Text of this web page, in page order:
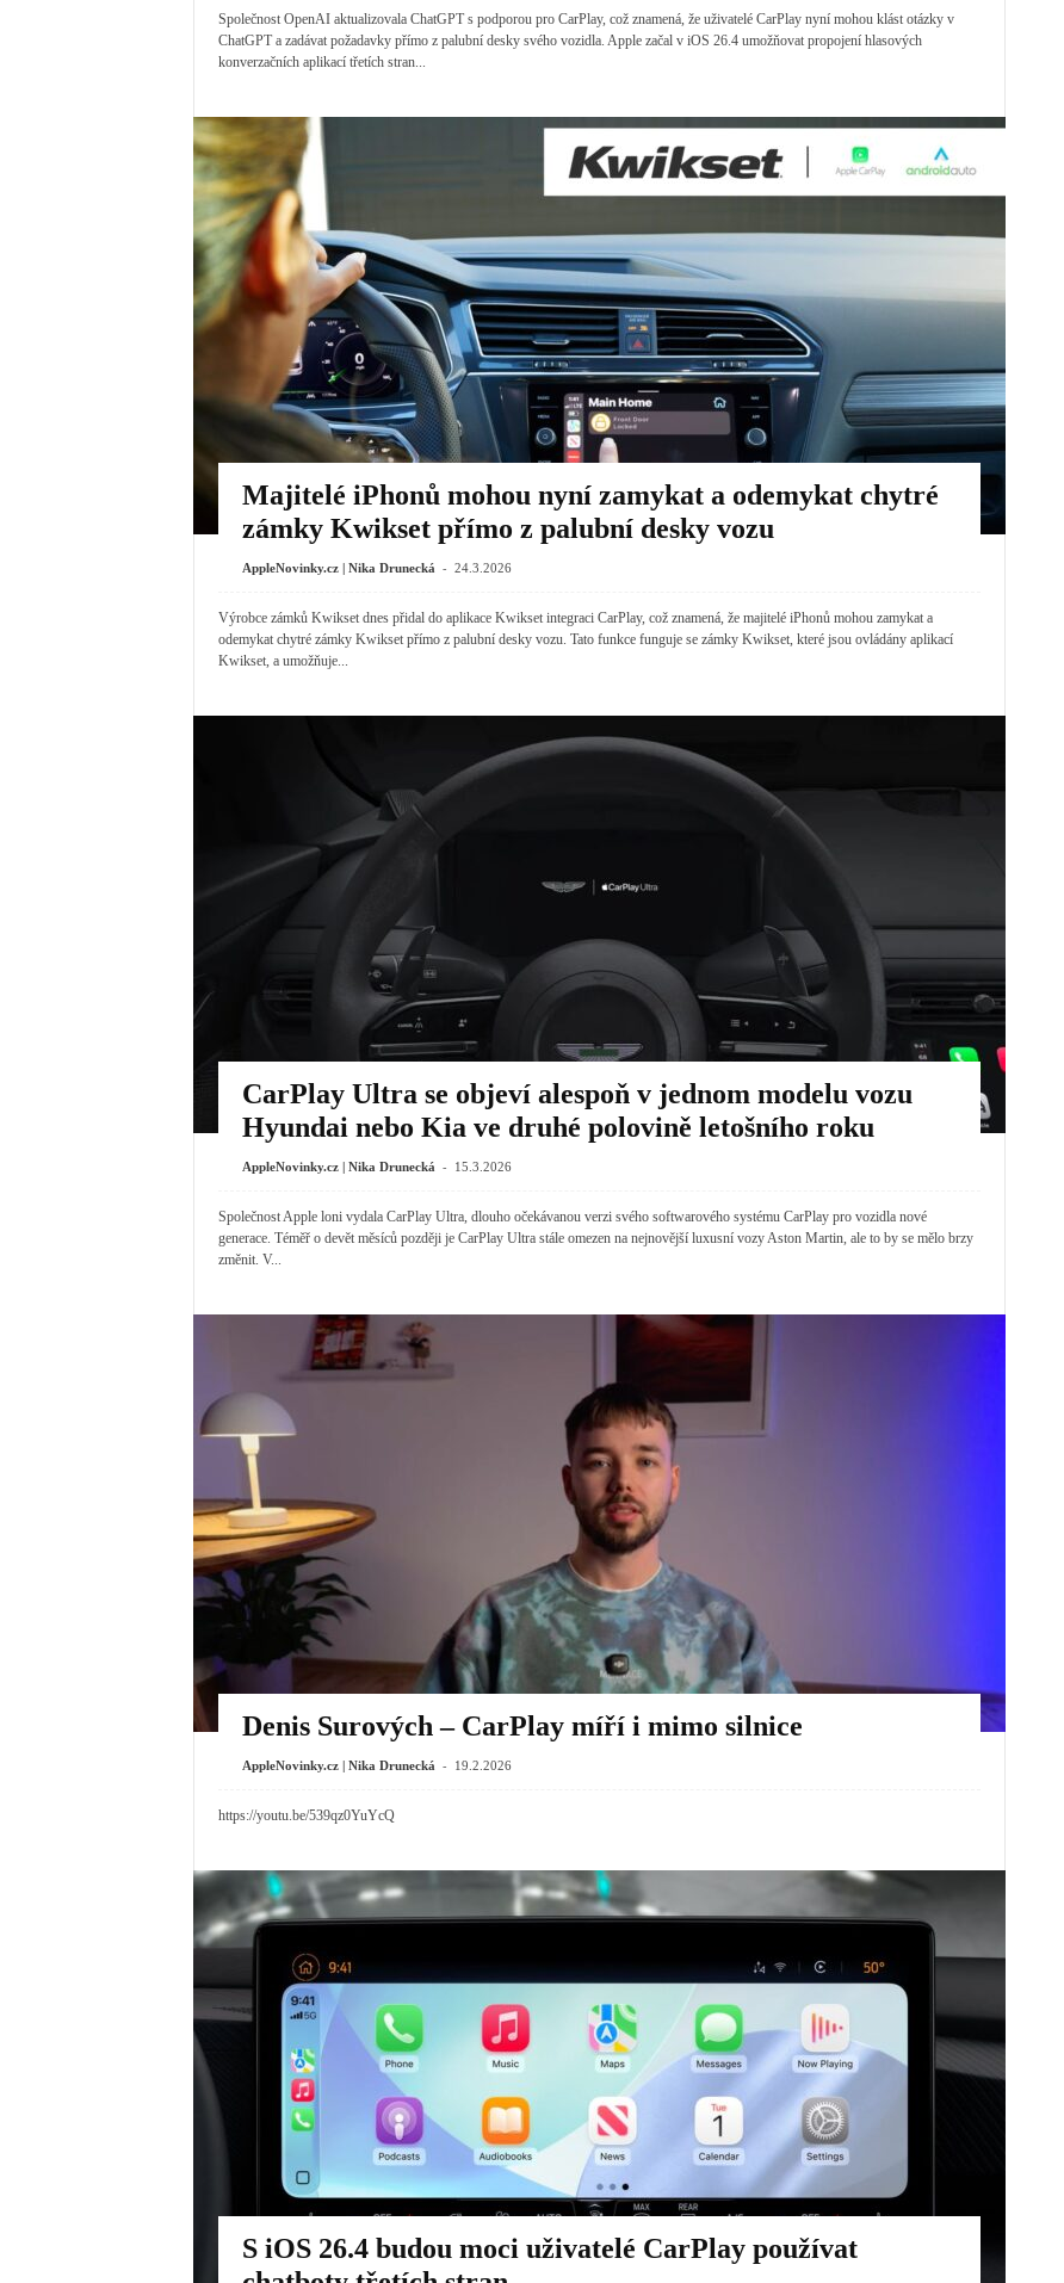
Společnost OpenAI aktualizovala ChatGPT s podporou pro CarPlay, což znamená, že uživatelé ‌CarPlay‌ nyní mohou klást otázky v
ChatGPT a zadávat požadavky přímo z palubní desky svého vozidla. Apple začal v iOS 26.4 umožňovat propojení hlasových
konverzačních aplikací třetích stran...
Majitelé iPhonů mohou nyní zamykat a odemykat chytré
zámky Kwikset přímo z palubní desky vozu
AppleNovinky.cz | Nika Drunecká - 24.3.2026
Výrobce zámků Kwikset dnes přidal do aplikace Kwikset integraci CarPlay, což znamená, že majitelé iPhonů mohou zamykat a
odemykat chytré zámky Kwikset přímo z palubní desky vozu. Tato funkce funguje se zámky Kwikset, které jsou ovládány aplikací
Kwikset, a umožňuje...
CarPlay Ultra se objeví alespoň v jednom modelu vozu
Hyundai nebo Kia ve druhé polovině letošního roku
AppleNovinky.cz | Nika Drunecká - 15.3.2026
Společnost Apple loni vydala CarPlay Ultra, dlouho očekávanou verzi svého softwarového systému CarPlay pro vozidla nové
generace. Téměř o devět měsíců později je CarPlay Ultra stále omezen na nejnovější luxusní vozy Aston Martin, ale to by se mělo brzy
změnit. V...
Denis Surových – CarPlay míří i mimo silnice
AppleNovinky.cz | Nika Drunecká - 19.2.2026
https://youtu.be/539qz0YuYcQ
S iOS 26.4 budou moci uživatelé CarPlay používat